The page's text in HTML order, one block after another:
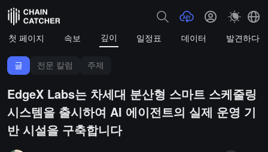
첫 페이지 속보 깊이 일정표 데이터 발견하다
글 전문 칼럼 주제
EdgeX Labs는 차세대 분산형 스마트 스케줄링
시스템을 출시하여 AI 에이전트의 실제 운영 기
반 시설을 구축합니다